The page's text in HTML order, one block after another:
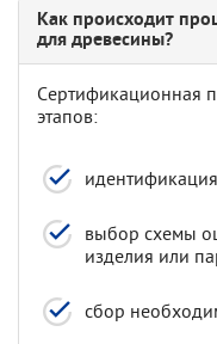
Как происходит
для древесины?
Сертификационная
этапов:
выбор схемы
изделия или
сбор